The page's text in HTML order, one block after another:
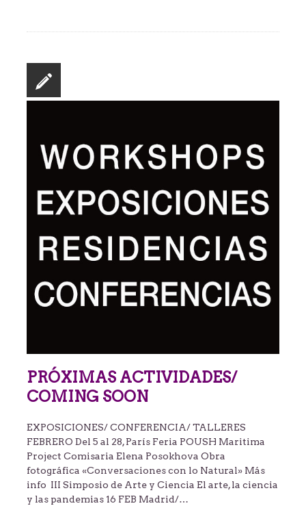
PRÓXIMAS ACTIVIDADES/
COMING SOON
EXPOSICIONES/ CONFERENCIA/ TALLERES
FEBRERO Del 5 al 28, París Feria POUSH Maritima
Project Comisaria Elena Posokhova Obra
fotográfica «Conversaciones con lo Natural» Más
info III Simposio de Arte y Ciencia El arte, la ciencia
y las pandemias 16 FEB Madrid/…